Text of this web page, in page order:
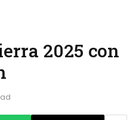
2025 con